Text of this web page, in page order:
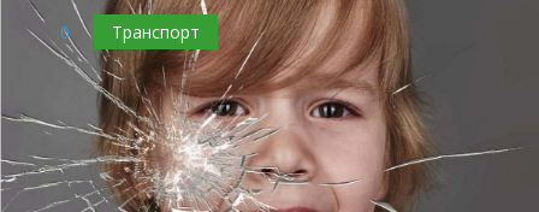
0 Транспорт